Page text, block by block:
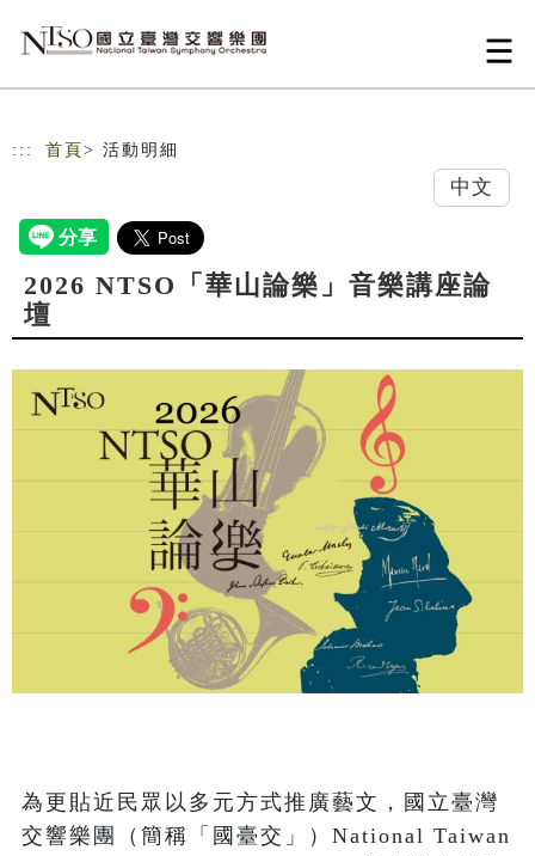
::: 首頁 > 活動明細
中文
2026 NTSO「華山論樂」音樂講座論
壇
為更貼近民眾以多元方式推廣藝文，國立臺灣
交響樂團（簡稱「國臺交」）National Taiwan